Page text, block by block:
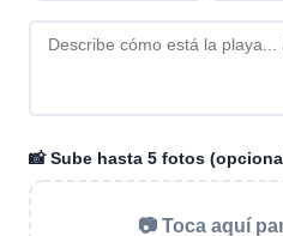
📸 Sube hasta 5 fotos
📷 Toca aquí